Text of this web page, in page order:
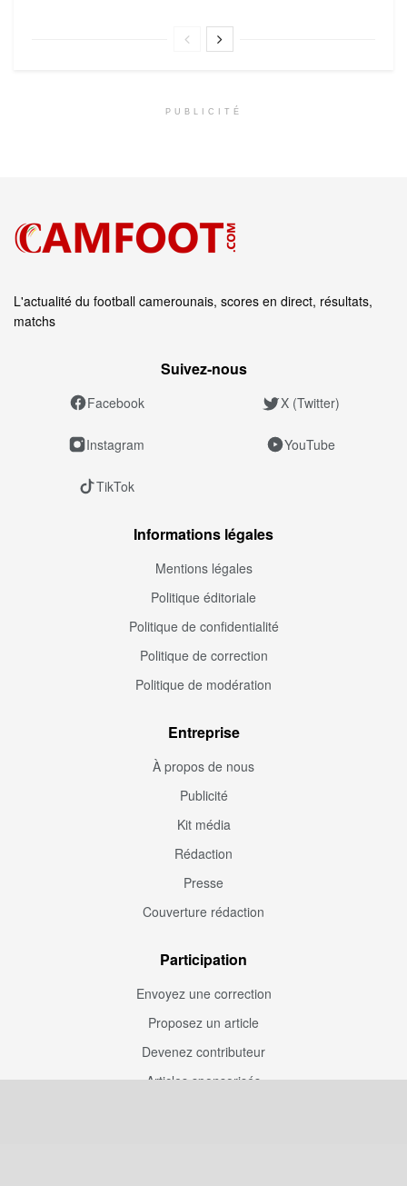
PUBLICITÉ
L'actualité du football camerounais, scores en direct, résultats,
matchs
Suivez‑nous
Facebook X (Twitter)
Instagram YouTube
TikTok
Informations légales
Mentions légales
Politique éditoriale
Politique de confidentialité
Politique de correction
Politique de modération
Entreprise
À propos de nous
Publicité
Kit média
Rédaction
Presse
Couverture rédaction
Participation
Envoyez une correction
Proposez un article
Devenez contributeur
Articles sponsorisés